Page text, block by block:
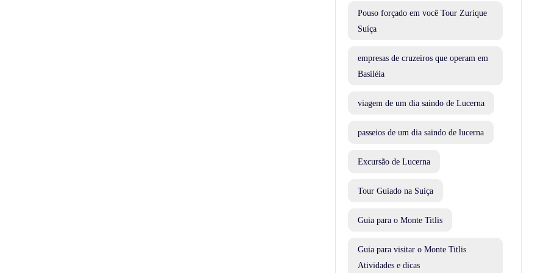
Pouso forçado em você Tour Zurique
Suíça
empresas de cruzeiros que operam em
Basiléia
viagem de um dia saindo de Lucerna
passeios de um dia saindo de lucerna
Excursão de Lucerna
Tour Guiado na Suíça
Guia para o Monte Titlis
Guia para visitar o Monte Titlis
Atividades e dicas